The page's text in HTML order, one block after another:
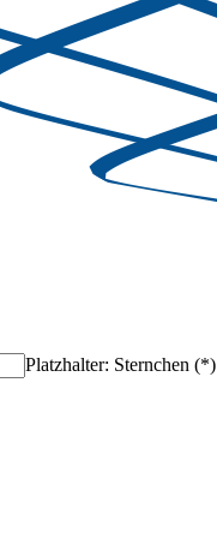
Platzhalter: Sternchen (*)